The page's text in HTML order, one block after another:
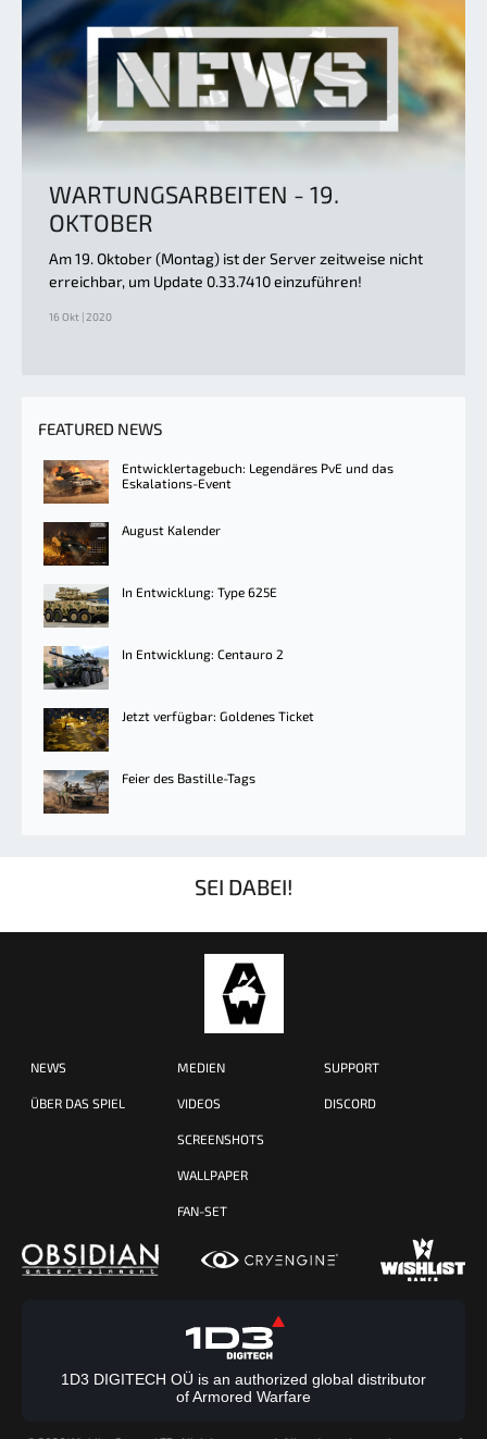
WARTUNGSARBEITEN - 19.
OKTOBER
Am 19. Oktober (Montag) ist der Server zeitweise nicht
erreichbar, um Update 0.33.7410 einzuführen!
16 Okt | 2020
FEATURED NEWS
Entwicklertagebuch: Legendäres PvE und das
Eskalations-Event
August Kalender
In Entwicklung: Type 625E
In Entwicklung: Centauro 2
Jetzt verfügbar: Goldenes Ticket
Feier des Bastille-Tags
SEI DABEI!
NEWS
ÜBER DAS SPIEL
MEDIEN
VIDEOS
SCREENSHOTS
WALLPAPER
FAN-SET
SUPPORT
DISCORD
1D3 DIGITECH OÜ is an authorized global distributor
of Armored Warfare